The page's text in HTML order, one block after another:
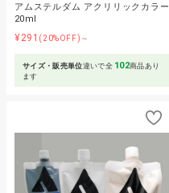
アムステルダム アクリリックカラー
20ml
¥291 (20%OFF)～
サイズ・販売単位違いで全 102商品あり
ます